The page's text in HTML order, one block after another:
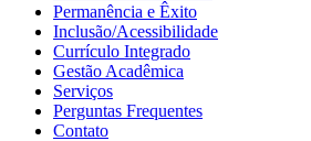
Permanência e Êxito
Inclusão/Acessibilidade
Currículo Integrado
Gestão Acadêmica
Serviços
Perguntas Frequentes
Contato